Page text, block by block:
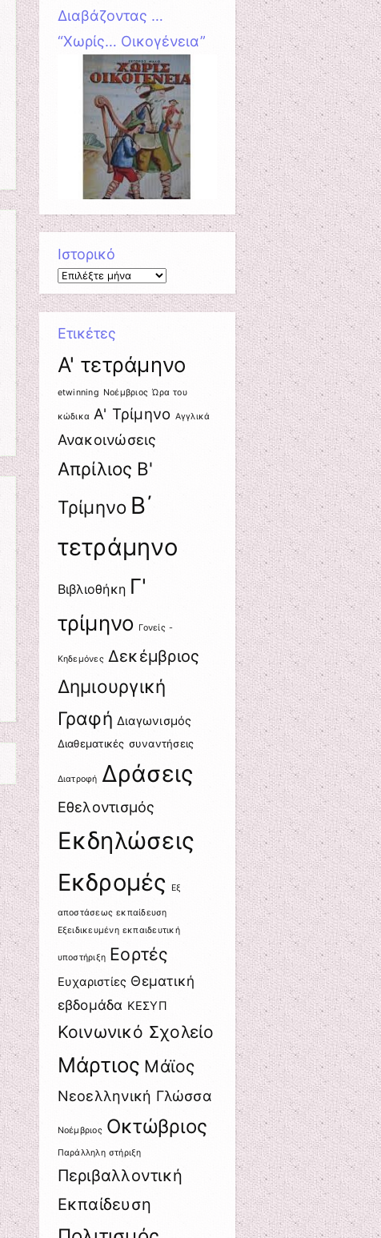
Διαβάζοντας …
“Χωρίς… Οικογένεια”
Ιστορικό
Ιστορικό
Ετικέτες
A' τετράμηνο
etwinning Nοέμβριος Ώρα του
κώδικα Α' Τρίμηνο Αγγλικά
Ανακοινώσεις
Απρίλιος Β'
Τρίμηνο Β΄
τετράμηνο
Βιβλιοθήκη Γ'
τρίμηνο Γονείς -
Κηδεμόνες Δεκέμβριος
Δημιουργική
Γραφή Διαγωνισμός
Διαθεματικές συναντήσεις
Διατροφή Δράσεις
Εθελοντισμός
Εκδηλώσεις
Εκδρομές
Εξ
αποστάσεως εκπαίδευση
Εξειδικευμένη εκπαιδευτική
υποστήριξη Εορτές
Ευχαριστίες Θεματική
εβδομάδα ΚΕΣΥΠ
Κοινωνικό Σχολείο
Μάρτιος Μάϊος
Νεοελληνική Γλώσσα
Νοέμβριος Οκτώβριος
Παράλληλη στήριξη
Περιβαλλοντική
Εκπαίδευση